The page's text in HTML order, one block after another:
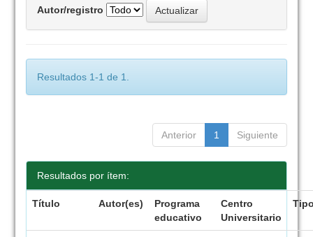
Autor/registro
Resultados 1-1 de 1.
Anterior 1 Siguiente
Resultados por ítem:
Título Autor(es)
Programa
educativo
Centro
Universitario